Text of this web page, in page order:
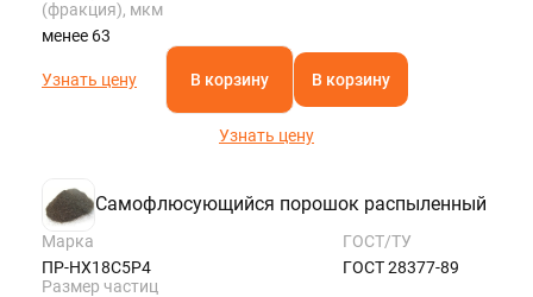
(фракция), мкм
менее 63
Узнать цену В корзину В корзину
Узнать цену
Самофлюсующийся порошок распыленный
Марка
ПР-НХ18С5Р4
ГОСТ/ТУ
ГОСТ 28377-89
Размер частиц